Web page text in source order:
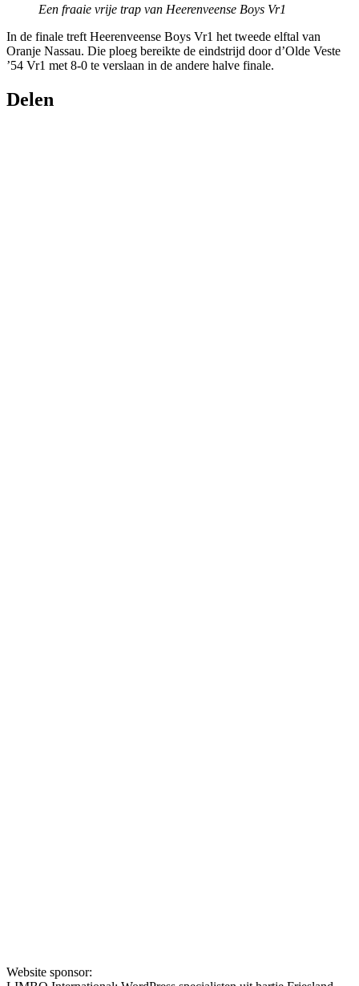
Een fraaie vrije trap van Heerenveense Boys Vr1
In de finale treft Heerenveense Boys Vr1 het tweede elftal van
Oranje Nassau. Die ploeg bereikte de eindstrijd door d’Olde Veste
’54 Vr1 met 8-0 te verslaan in de andere halve finale.
Delen
Website sponsor: